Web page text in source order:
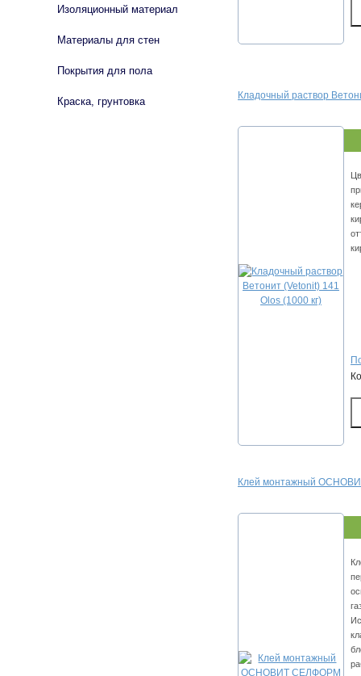
Кладочный раствор
Клей монтажный
Изоляционный материал
Материалы для стен
Покрытия для пола
Краска, грунтовка